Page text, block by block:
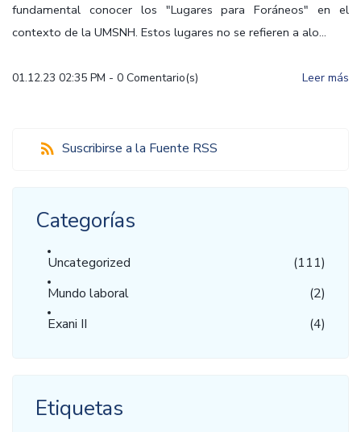
fundamental conocer los "Lugares para Foráneos" en el
contexto de la UMSNH. Estos lugares no se refieren a alo...
01.12.23 02:35 PM - 0 Comentario(s) Leer más
Suscribirse a la Fuente RSS
Categorías
Uncategorized
(111)
Mundo laboral
(2)
Exani II
(4)
Etiquetas